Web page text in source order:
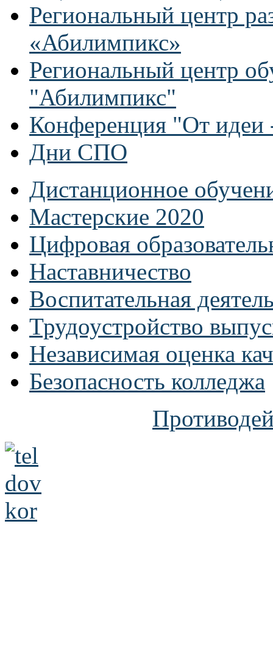
Региональный центр
«Абилимпикс»
Региональный центр
"Абилимпикс"
Конференция "От идеи
Дни СПО
Дистанционное
Мастерские 2020
Цифровая
Наставничество
Воспитательная
Трудоустройство
Независимая оценка
Безопасность колледжа